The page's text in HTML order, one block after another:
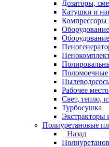
Дозаторы,
Катушки и
Компрессоры
Рабочее
Свет, тепло,
Турбосушка
Экстракторы
Полиуретановые
Назад